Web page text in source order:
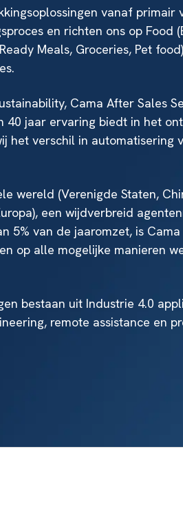
vanaf primair
en richten ons op Food
Meals, Groceries, Pet
Cama After Sales
40 jaar ervaring biedt in het
het verschil in automatisering
wereld (Verenigde Staten,
een wijdverbreid
5% van de jaaromzet, is
op alle mogelijke manieren
bestaan uit Industrie 4.0
remote assistance en